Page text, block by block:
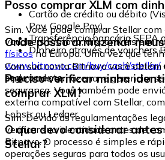
Cartão de crédito ou débito
Pay, Google Pay)
Transferência bancária SEPA
Dinheiro através de vouchers
Posso comprar XLM com
Sim. Você pode comprar Stellar
vouchers Bitnovo, disponíveis em
físicosna Europa. Uma vez que
www.bitnovo.com/buy/cash/stellar/
seguramente.
Onde posso armazenar
Com sua conta Bitnovo você
onde pode armazenar e gerenciar
segurança. Você também pode
externa compatível com Stellar,
Lobstr ou Ledger.
Preciso verificar minha
comprar XLM?
Sim. Devido às regulamentações
verificar sua identidade antes de
Bitnovo. O processo é simples e
operações seguras para todos os
O que devo considerar
Stellar?